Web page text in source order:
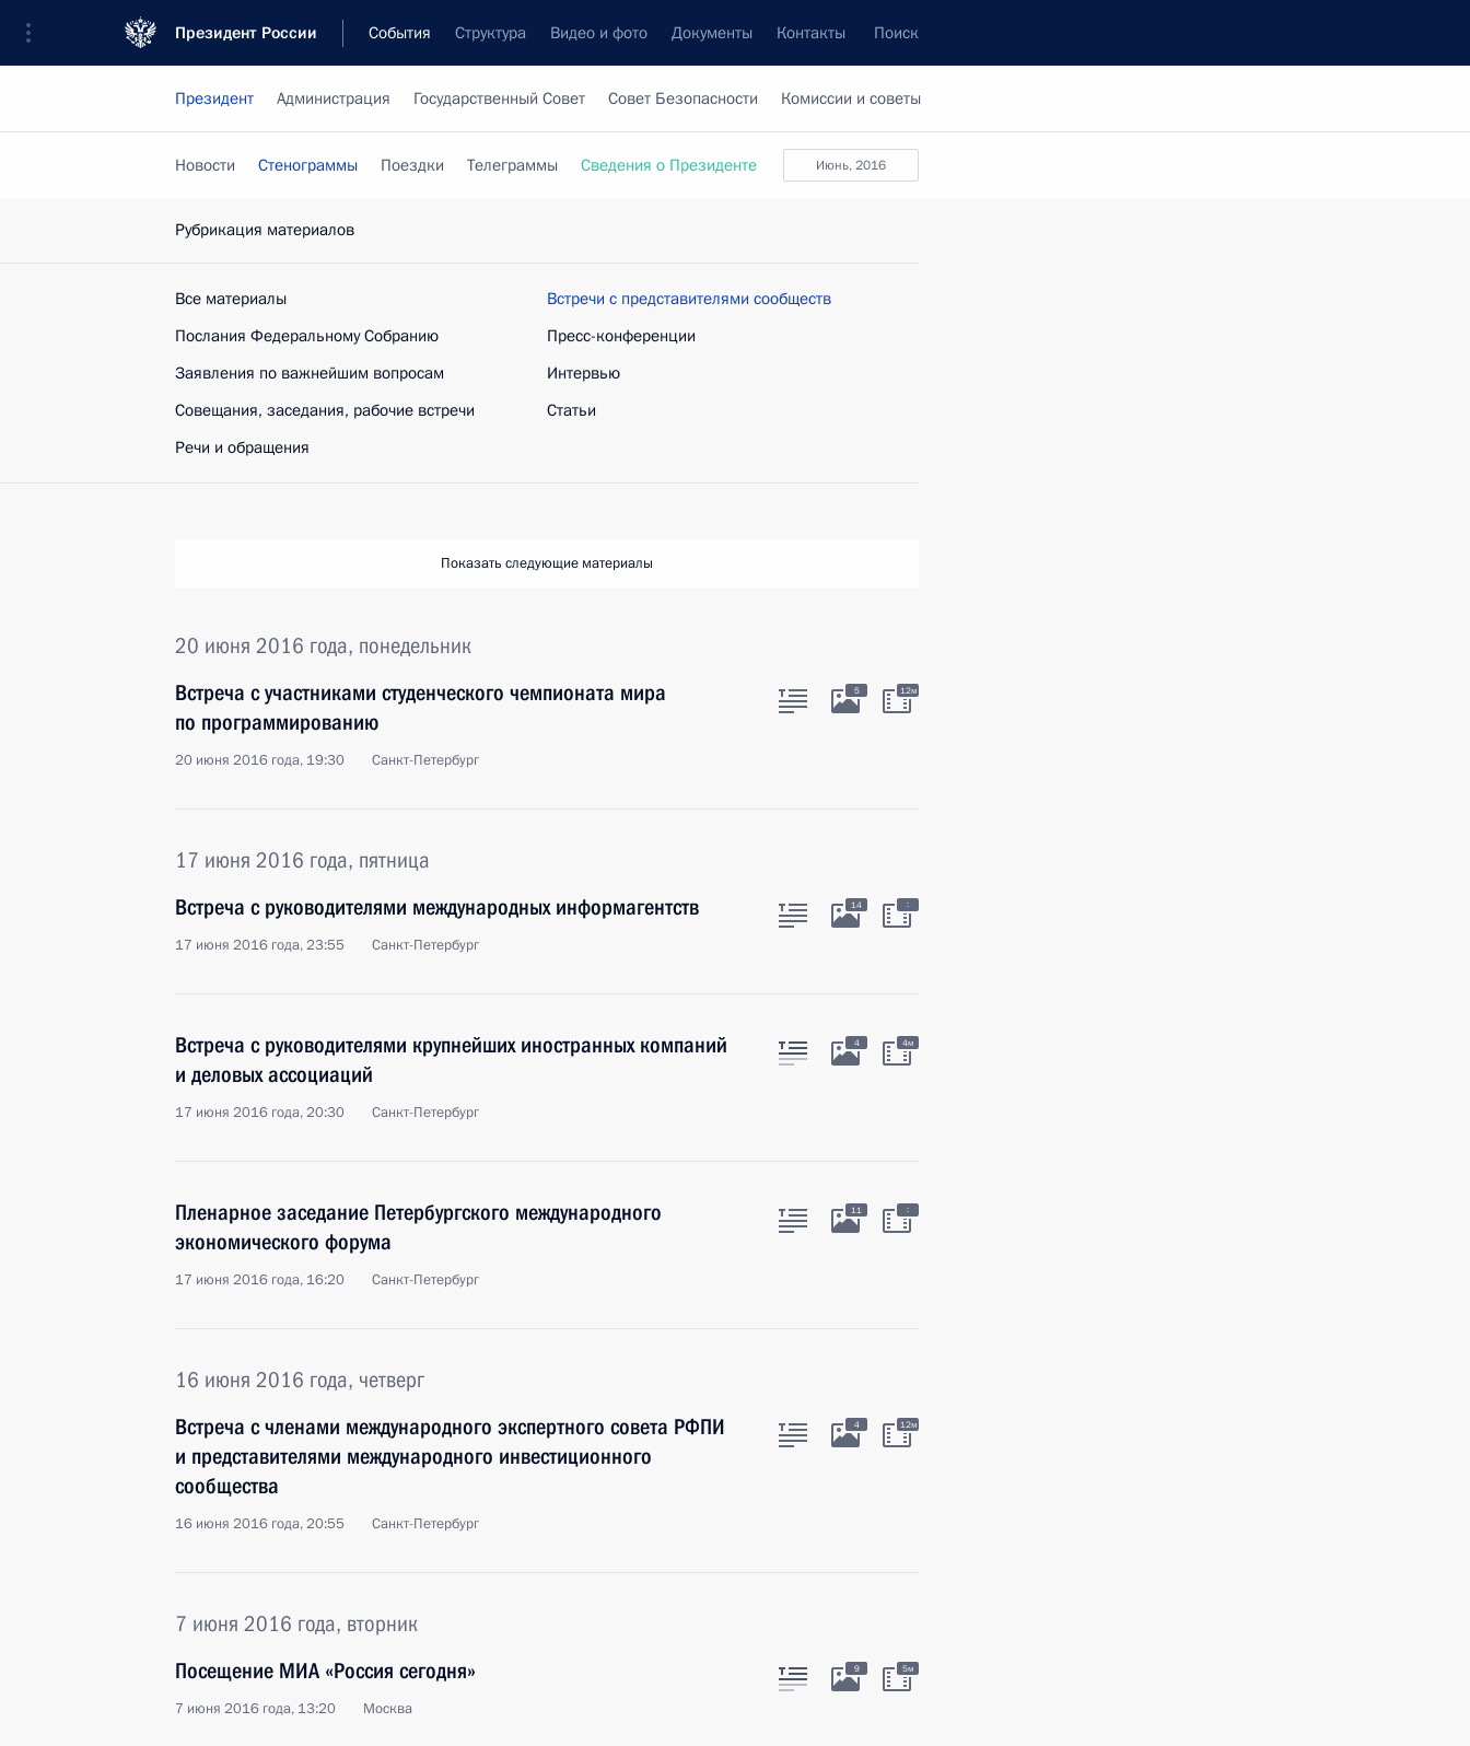
Президент России События Структура Видео и фото Документы Контакты Поиск
Президент Администрация Государственный Совет Совет Безопасности Комиссии и советы
июнь, 2016
Новости Стенограммы Поездки Телеграммы Сведения о Президенте
Рубрикация материалов
Все материалы
Послания Федеральному Собранию
Заявления по важнейшим вопросам
Совещания, заседания, рабочие встречи
Речи и обращения
Встречи с представителями сообществ
Пресс-конференции
Интервью
Статьи
Показать следующие материалы
20 июня 2016 года, понедельник
Встреча с участниками студенческого чемпионата мира
по программированию
20 июня 2016 года, 19:30 Санкт-Петербург
5 12м
17 июня 2016 года, пятница
Встреча с руководителями международных информагентств
17 июня 2016 года, 23:55 Санкт-Петербург
14 :
Встреча с руководителями крупнейших иностранных компаний
и деловых ассоциаций
17 июня 2016 года, 20:30 Санкт-Петербург
4 4м
Пленарное заседание Петербургского международного
экономического форума
17 июня 2016 года, 16:20 Санкт-Петербург
11 :
16 июня 2016 года, четверг
Встреча с членами международного экспертного совета РФПИ
и представителями международного инвестиционного
сообщества
16 июня 2016 года, 20:55 Санкт-Петербург
4 12м
7 июня 2016 года, вторник
Посещение МИА «Россия сегодня»
7 июня 2016 года, 13:20 Москва
9 5м